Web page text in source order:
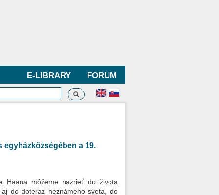
FORUM
E-LIBRARY
form
Search
a 19.
Haana môžeme nazrieť do života
do doteraz neznámeho sveta, do